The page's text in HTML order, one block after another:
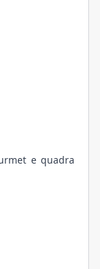
e quadra